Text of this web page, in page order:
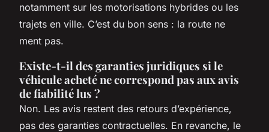
notamment sur les motorisations hybrides ou les
trajets en ville. C’est du bon sens : la route ne
ment pas.
Existe-t-il des garanties juridiques si le
véhicule acheté ne correspond pas aux avis
de fiabilité lus ?
Non. Les avis restent des retours d’expérience,
pas des garanties contractuelles. En revanche, le